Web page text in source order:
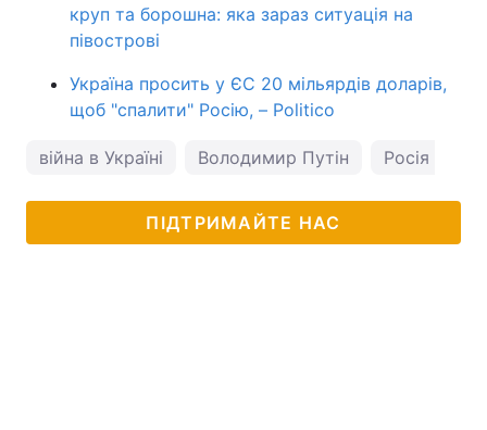
круп та борошна: яка зараз ситуація на
півострові
Україна просить у ЄС 20 мільярдів доларів,
щоб "спалити" Росію, – Politico
війна в Україні Володимир Путін Росія
ПІДТРИМАЙТЕ НАС